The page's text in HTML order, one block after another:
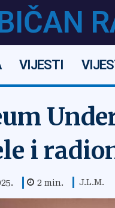
VIJESTI
i
2 min. J.L.M.